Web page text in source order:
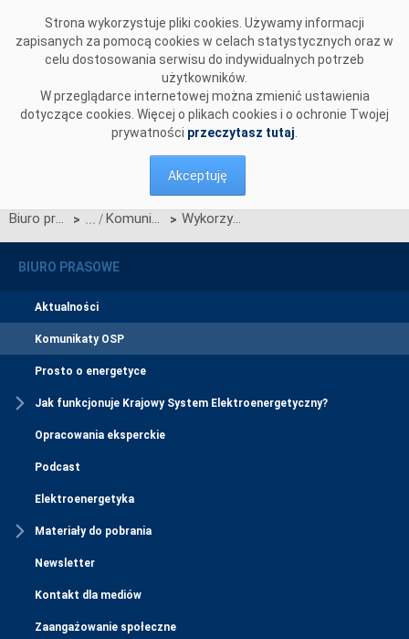
Strona wykorzystuje pliki cookies. Używamy informacji
zapisanych za pomocą cookies w celach statystycznych oraz w
celu dostosowania serwisu do indywidualnych potrzeb
użytkowników.
W przeglądarce internetowej można zmienić ustawienia
dotyczące cookies. Więcej o plikach cookies i o ochronie Twojej
prywatności przeczytasz tutaj
Akceptuję
Biuro prasowe > Komunikaty OSP > Wykorzystanie kodów EIC do identyfikacji UWM w realizacji procesów wymiany międzysystemowej
BIURO PRASOWE
Aktualności
Komunikaty OSP
Prosto o energetyce
Jak funkcjonuje Krajowy System Elektroenergetyczny?
Opracowania eksperckie
Podcast
Elektroenergetyka
Materiały do pobrania
Newsletter
Kontakt dla mediów
Zaangażowanie społeczne